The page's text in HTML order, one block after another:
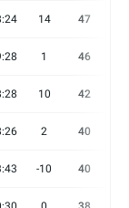
14 47
1 46
10 42
2 40
-10 40